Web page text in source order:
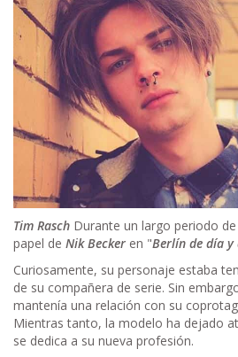
Tim Rasch Durante un largo periodo
papel de Nik Becker en "Berlín de día y
Curiosamente, su personaje estaba
de su compañera de serie. Sin
mantenía una relación con su
Mientras tanto, la modelo ha dejado
se dedica a su nueva profesión.